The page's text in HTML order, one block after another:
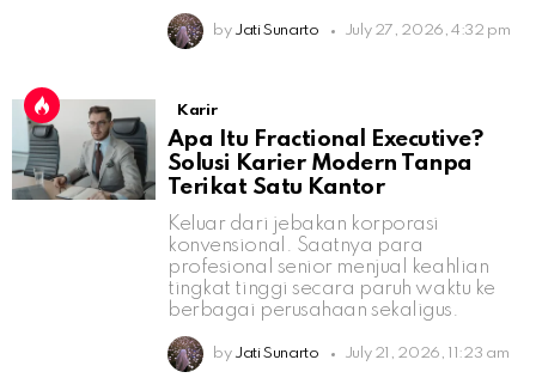
by Jati Sunarto July 27, 2026, 4:32 pm
Karir
Apa Itu Fractional Executive?
Solusi Karier Modern Tanpa
Terikat Satu Kantor
Keluar dari jebakan korporasi
konvensional. Saatnya para
profesional senior menjual keahlian
tingkat tinggi secara paruh waktu ke
berbagai perusahaan sekaligus.
by Jati Sunarto July 21, 2026, 11:23 am